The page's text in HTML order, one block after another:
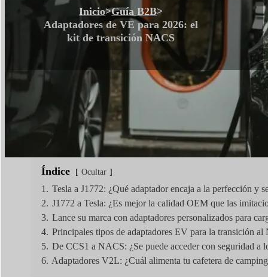
Inicio>Guía B2B>
Adaptadores de VE para 2026: el
kit de transición NACS
Tiempo de lectura: 5 minutos|Número de
Índice Ocultar
1. Tesla a J1772: ¿Qué adaptador encaja a la perfección y
2. J1772 a Tesla: ¿Es mejor la calidad OEM que las
3. Lance su marca con adaptadores personalizados para
4. Principales tipos de adaptadores EV para la transición al
5. De CCS1 a NACS: ¿Se puede acceder con seguridad a
6. Adaptadores V2L: ¿Cuál alimenta tu cafetera de